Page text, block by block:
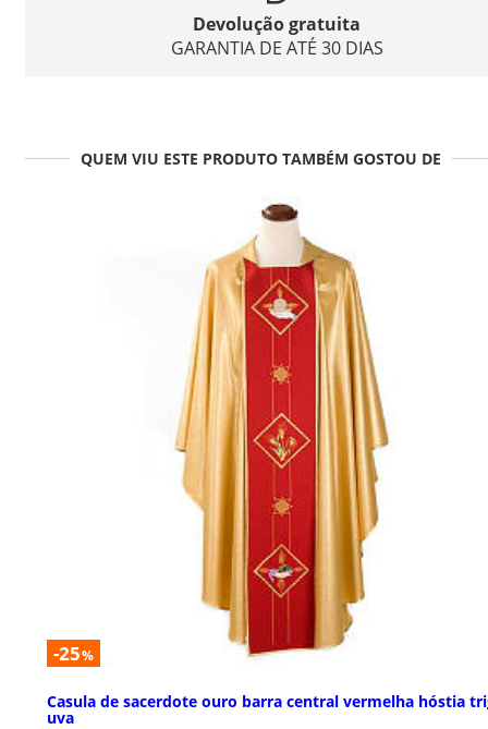
Devolução gratuita
GARANTIA DE ATÉ 30 DIAS
QUEM VIU ESTE PRODUTO TAMBÉM GOSTOU DE
-25%
Casula de sacerdote ouro barra central vermelha hóstia
uva